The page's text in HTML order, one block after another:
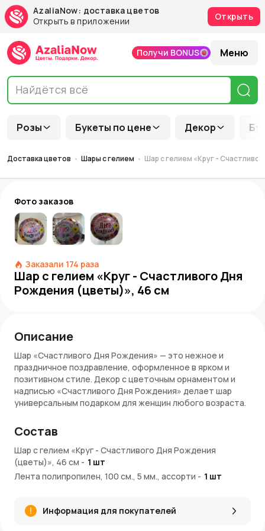
AzaliaNow: доставка цветов
Открыть в приложении
Открыть
Розы Букеты по цене Декор
Получи BONUS Меню
Доставка цветов Шары с гелием Шар с гелием «Круг -
Фото заказов
Заказали 174 раза
Шар с гелием «Круг - Счастливого Дня
Рождения (цветы)», 46 см
Описание
Шар «Счастливого Дня Рождения» — это нежное и
праздничное поздравление, оформленное в ярком и
позитивном стиле. Декор с цветочным орнаментом и
надписью «Счастливого Дня Рождения» делает шар
универсальным подарком для женщин любого возраста.
или станет частью праздничной фотозоны.
Преимущества:
Яркий дизайн с цветами — передает радость, заботу
и праздничное настроение
поздравление
Удобный размер 46 см — подходит для композиций и
Состав
Шар с гелием «Круг - Счастливого Дня Рождения
(цветы)», 46 см - 1 шт
Лента полипропилен, 100 см., 5 мм., ассорти - 1 шт
Информация для покупателей